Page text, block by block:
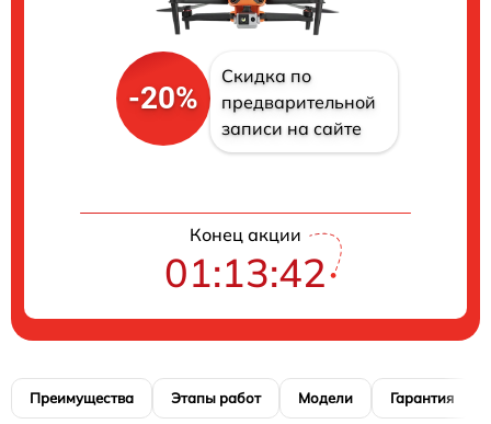
-20%
Скидка по
предварительной
записи на сайте
Конец акции
01:13:42
Преимущества Этапы работ Модели Гарантия